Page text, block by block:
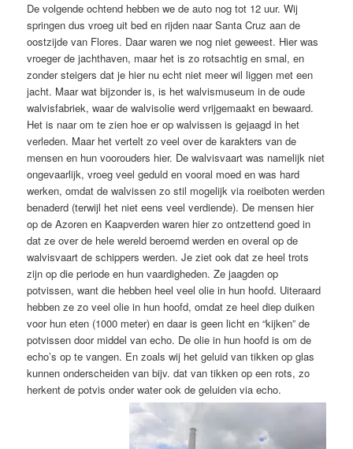
De volgende ochtend hebben we de auto nog tot 12 uur. Wij
springen dus vroeg uit bed en rijden naar Santa Cruz aan de
oostzijde van Flores. Daar waren we nog niet geweest. Hier was
vroeger de jachthaven, maar het is zo rotsachtig en smal, en
zonder steigers dat je hier nu echt niet meer wil liggen met een
jacht. Maar wat bijzonder is, is het walvismuseum in de oude
walvisfabriek, waar de walvisolie werd vrijgemaakt en bewaard.
Het is naar om te zien hoe er op walvissen is gejaagd in het
verleden. Maar het vertelt zo veel over de karakters van de
mensen en hun voorouders hier. De walvisvaart was namelijk niet
ongevaarlijk, vroeg veel geduld en vooral moed en was hard
werken, omdat de walvissen zo stil mogelijk via roeiboten werden
benaderd (terwijl het niet eens veel verdiende). De mensen hier
op de Azoren en Kaapverden waren hier zo ontzettend goed in
dat ze over de hele wereld beroemd werden en overal op de
walvisvaart de schippers werden. Je ziet ook dat ze heel trots
zijn op die periode en hun vaardigheden. Ze jaagden op
potvissen, want die hebben heel veel olie in hun hoofd. Uiteraard
hebben ze zo veel olie in hun hoofd, omdat ze heel diep duiken
voor hun eten (1000 meter) en daar is geen licht en “kijken” de
potvissen door middel van echo. De olie in hun hoofd is om de
echo’s op te vangen. En zoals wij het geluid van tikken op glas
kunnen onderscheiden van bijv. dat van tikken op een rots, zo
herkent de potvis onder water ook de geluiden via echo.